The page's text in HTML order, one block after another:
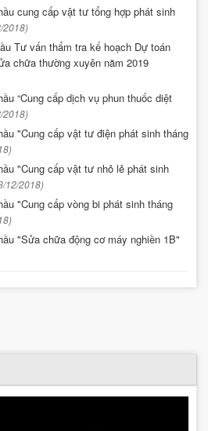
cung cấp vật tư tổng hợp phát sinh
2018)
Tư vấn thẩm tra kế hoạch Dự toán
chữa thường xuyên năm 2019
“Cung cấp dịch vụ phun thuốc diệt
2018)
"Cung cấp vật tư điện phát sinh tháng
"Cung cấp vật tư nhỏ lẻ phát sinh
12/2018)
"Cung cấp vòng bi phát sinh tháng
"Sửa chữa động cơ máy nghiền 1B"